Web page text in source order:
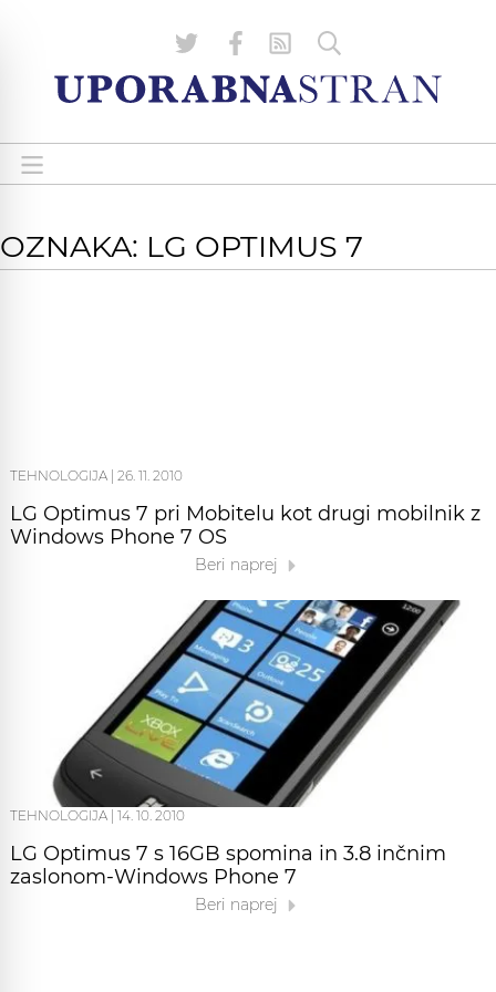
OZNAKA: LG OPTIMUS 7
TEHNOLOGIJA 26. 11. 2010
LG Optimus 7 pri Mobitelu kot drugi mobilnik z
Windows Phone 7 OS
Beri naprej
TEHNOLOGIJA 14. 10. 2010
LG Optimus 7 s 16GB spomina in 3.8 inčnim
zaslonom-Windows Phone 7
Beri naprej